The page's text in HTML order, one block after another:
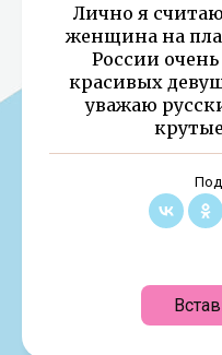
Лично я
женщина на
России
красивых
уважаю